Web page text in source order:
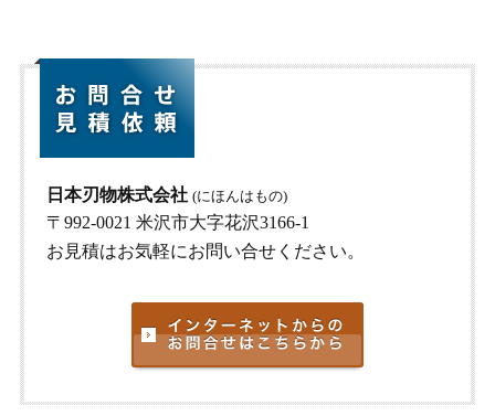
日本刃物株式会社(にほんはもの)
〒992-0021 米沢市大字花沢3166-1
お見積はお気軽にお問い合せください。